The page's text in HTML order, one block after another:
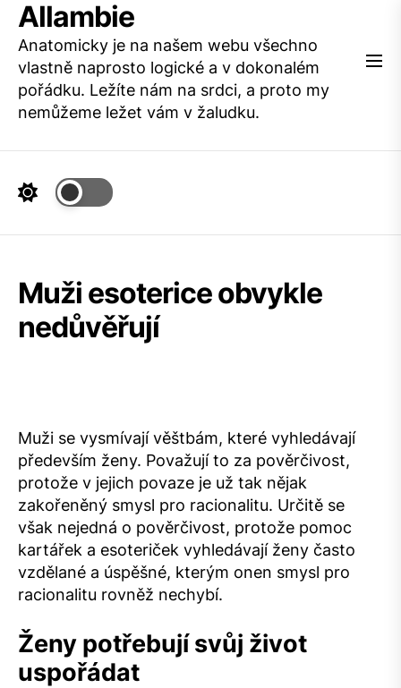
Skip
the
content
Allambie
Anatomicky je na našem webu všechno
vlastně naprosto logické a v dokonalém
pořádku. Ležíte nám na srdci, a proto my
nemůžeme ležet vám v žaludku.
Muži esoterice obvykle
nedůvěřují
Muži se vysmívají věštbám, které vyhledávají
především ženy. Považují to za pověrčivost,
protože v jejich povaze je už tak nějak
zakořeněný smysl pro racionalitu. Určitě se
však nejedná o pověrčivost, protože pomoc
kartářek a esoteriček vyhledávají ženy často
vzdělané a úspěšné, kterým onen smysl pro
racionalitu rovněž nechybí.
Ženy potřebují svůj život
uspořádat